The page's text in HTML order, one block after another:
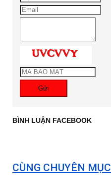
Gửi
BÌNH LUẬN FACEBOOK
CÙNG CHUYÊN MỤC